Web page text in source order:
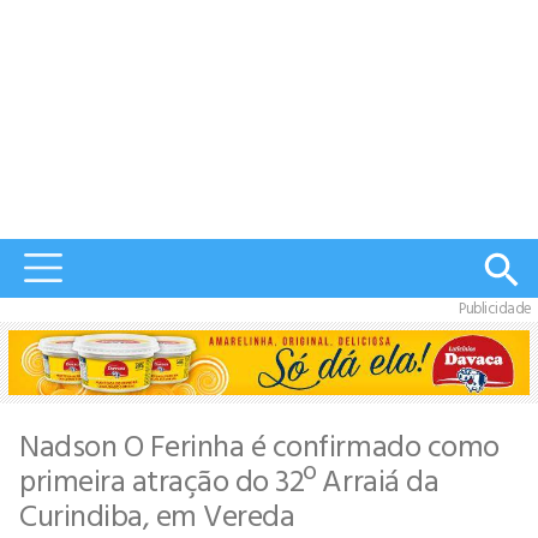
Publicidade
Nadson O Ferinha é confirmado como
primeira atração do 32º Arraiá da
Curindiba, em Vereda